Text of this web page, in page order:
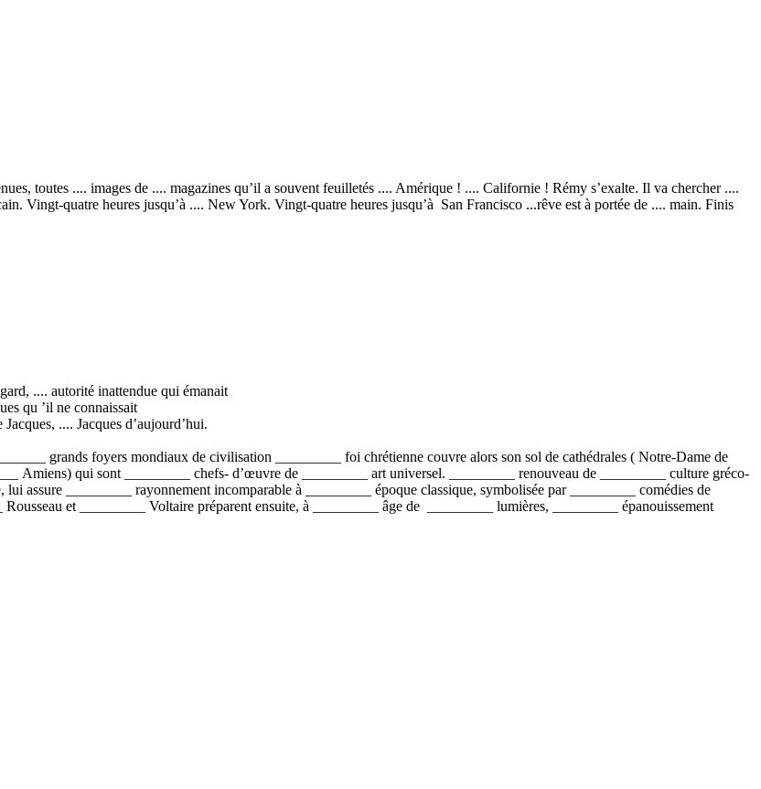
toutes .... images de .... magazines qu’il a souvent feuilletés .... Amérique ! .... Californie ! Rémy s’exalte. Il va chercher ....
Vingt-quatre heures jusqu’à .... New York. Vingt-quatre heures jusqu’à San Francisco ...rêve est à portée de .... main. Finis
.... autorité inattendue qui émanait
qu ’il ne connaissait
.... Jacques d’aujourd’hui.
grands foyers mondiaux de civilisation _________ foi chrétienne couvre alors son sol de cathédrales ( Notre-Dame de
Amiens) qui sont _________ chefs- d’œuvre de _________ art universel. _________ renouveau de _________ culture gréco-
assure _________ rayonnement incomparable à _________ époque classique, symbolisée par _________ comédies de
et _________ Voltaire préparent ensuite, à _________ âge de _________ lumières, _________ épanouissement